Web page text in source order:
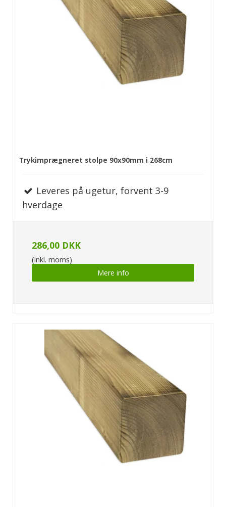
Trykimprægneret stolpe 90x90mm i 268cm
Leveres på ugetur, forvent 3-9
hverdage
286,00 DKK
(Inkl. moms)
Mere info